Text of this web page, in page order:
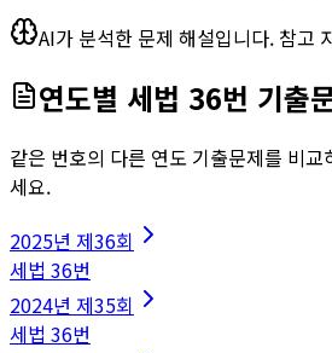
AI가 분석한 문제 해설입니다. 참고
연도별 세법 36번 기출
같은 번호의 다른 연도 기출문제를 비
세요.
2025년 제36회
세법 36번
2024년 제35회
세법 36번